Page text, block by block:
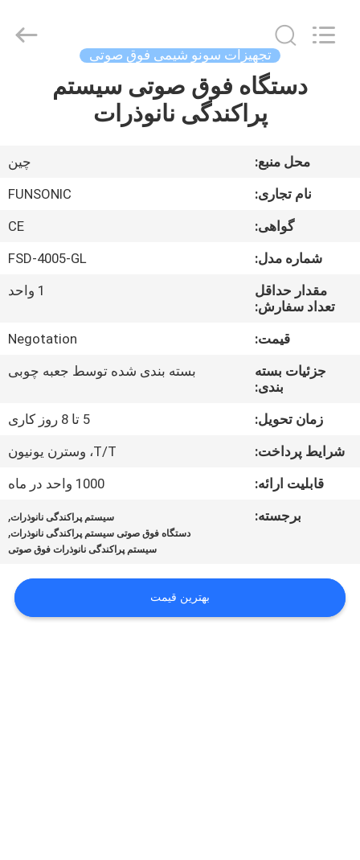
محصولات
درباره
بازدید
کنترل
اخبار
Equipment
Co.,Ltd.
تجهیزات سونو شیمی فوق صوتی
دستگاه فوق صوتی سیستم
پراکندگی نانوذرات
محل منبع:
چین
نام تجاری:
FUNSONIC
گواهی:
CE
شماره مدل:
FSD-4005-GL
مقدار حداقل
تعداد سفارش:
1 واحد
قیمت:
Negotation
جزئیات بسته
بندی:
بسته بندی شده توسط جعبه چوبی
زمان تحویل:
5 تا 8 روز کاری
شرایط پرداخت:
T/T، وسترن یونیون
قابلیت ارائه:
1000 واحد در ماه
برجسته:
سیستم پراکندگی نانوذرات,
دستگاه فوق صوتی سیستم پراکندگی نانوذرات,
سیستم پراکندگی نانوذرات فوق صوتی
بهترین قیمت